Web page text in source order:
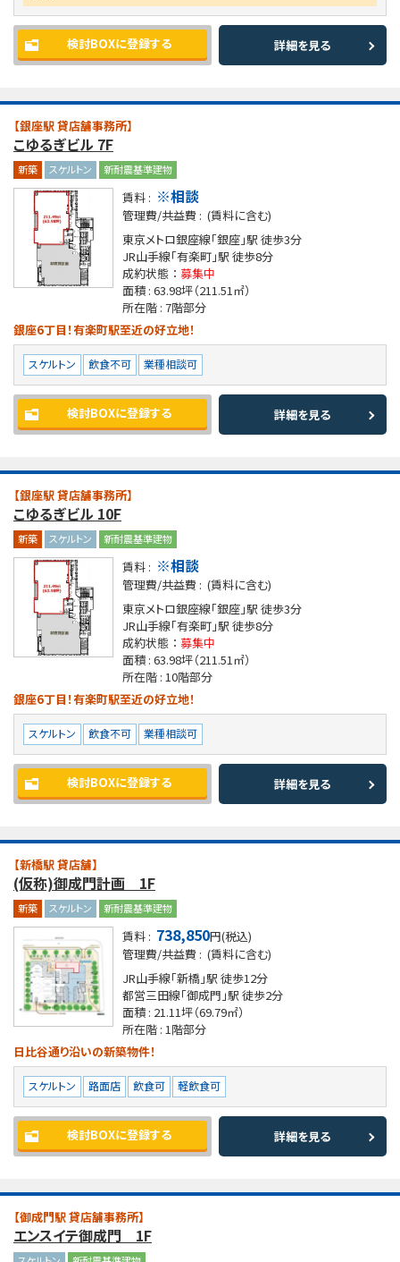
検討BOXに登録する 詳細を見る
【銀座駅 貸店舗事務所】
こゆるぎビル 7F
新築 スケルトン 新耐震基準建物
賃料 : ※相談
管理費/共益費 : (賃料に含む)
東京メトロ銀座線「銀座」駅 徒歩3分
JR山手線「有楽町」駅 徒歩8分
成約状態 ： 募集中
面積 : 63.98坪（211.51㎡）
所在階 : 7階部分
銀座6丁目！有楽町駅至近の好立地！
スケルトン 飲食不可 業種相談可
検討BOXに登録する 詳細を見る
【銀座駅 貸店舗事務所】
こゆるぎビル 10F
新築 スケルトン 新耐震基準建物
賃料 : ※相談
管理費/共益費 : (賃料に含む)
東京メトロ銀座線「銀座」駅 徒歩3分
JR山手線「有楽町」駅 徒歩8分
成約状態 ： 募集中
面積 : 63.98坪（211.51㎡）
所在階 : 10階部分
銀座6丁目！有楽町駅至近の好立地！
スケルトン 飲食不可 業種相談可
検討BOXに登録する 詳細を見る
【新橋駅 貸店舗】
(仮称)御成門計画 1F
新築 スケルトン 新耐震基準建物
賃料 : 738,850円(税込)
管理費/共益費 : (賃料に含む)
JR山手線「新橋」駅 徒歩12分
都営三田線「御成門」駅 徒歩2分
面積 : 21.11坪（69.79㎡）
所在階 : 1階部分
日比谷通り沿いの新築物件！
スケルトン 路面店 飲食可 軽飲食可
検討BOXに登録する 詳細を見る
【御成門駅 貸店舗事務所】
エンスイテ御成門 1F